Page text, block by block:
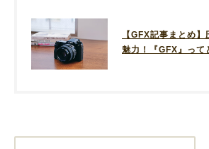
【GFX記事まとめ
魅力！『GFX』って